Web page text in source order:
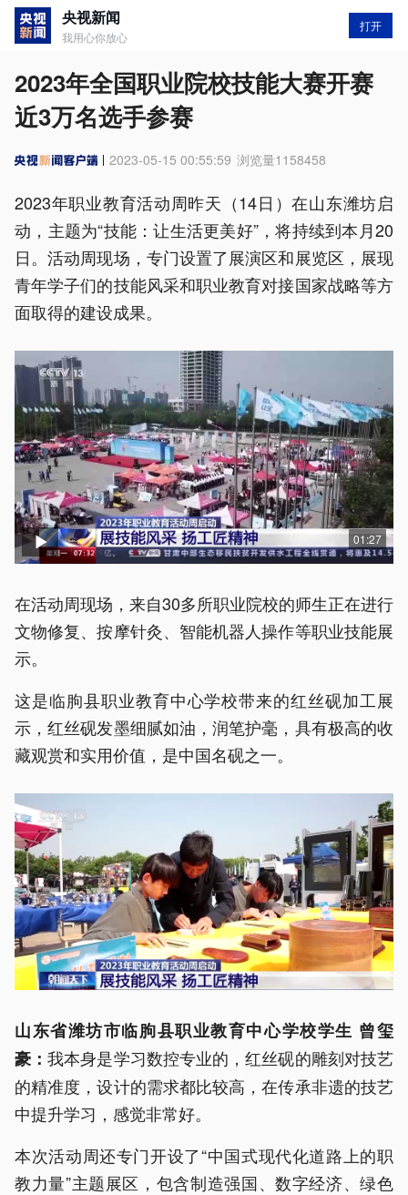
央视新闻
我用心你放心
打开
2023年全国职业院校技能大赛开赛
近3万名选手参赛
2023-05-15 00:55:59 浏览量1158458
2023年职业教育活动周昨天（14日）在山东潍坊启
动，主题为“技能：让生活更美好”，将持续到本月20
日。活动周现场，专门设置了展演区和展览区，展现
青年学子们的技能风采和职业教育对接国家战略等方
面取得的建设成果。
01:27
在活动周现场，来自30多所职业院校的师生正在进行
文物修复、按摩针灸、智能机器人操作等职业技能展
示。
这是临朐县职业教育中心学校带来的红丝砚加工展
示，红丝砚发墨细腻如油，润笔护毫，具有极高的收
藏观赏和实用价值，是中国名砚之一。
山东省潍坊市临朐县职业教育中心学校学生 曾玺
豪：我本身是学习数控专业的，红丝砚的雕刻对技艺
的精准度，设计的需求都比较高，在传承非遗的技艺
中提升学习，感觉非常好。
本次活动周还专门开设了“中国式现代化道路上的职
教力量”主题展区，包含制造强国、数字经济、绿色